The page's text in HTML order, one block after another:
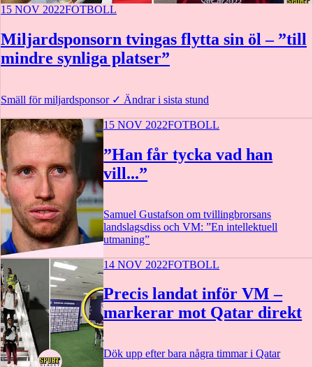
15 NOV 2022FOTBOLL
Miljardsponsorn tvingas flytta sin öl – ”till
mindre synliga platser”
Smäll för miljardsponsor ✓ Ändrar i sista stund
15 NOV 2022FOTBOLL
”Han får tycka vad han
vill...”
Samuel Gustafson om tvillingbrorsans
landslagsdiss och VM: ”En intellektuell
utmaning”
14 NOV 2022FOTBOLL
Precis landat inför VM –
markerar mot Qatar direkt
Dök upp efter bara några timmar i Qatar